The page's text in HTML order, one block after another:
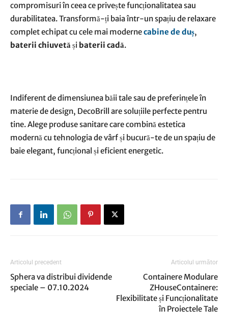
compromisuri în ceea ce privește funcționalitatea sau
durabilitatea. Transformă-ți baia într-un spațiu de relaxare
complet echipat cu cele mai modernecabine de duș,
baterii chiuvetăși baterii cadă.
Indiferent de dimensiunea băii tale sau de preferințele în
materie de design, DecoBrill are soluțiile perfecte pentru
tine. Alege produse sanitare care combină estetica
modernă cu tehnologia de vârf și bucură-te de un spațiu de
baie elegant, funcțional și eficient energetic.
Articolul precedent
Sphera va distribui dividende
speciale – 07.10.2024
Articolul următor
Containere Modulare
ZHouseContainere:
Flexibilitate și Funcționalitate
în Proiectele Tale